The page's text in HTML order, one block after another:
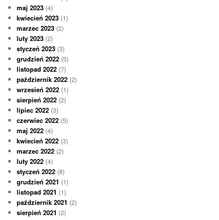
maj 2023 (4)
kwiecień 2023 (1)
marzec 2023 (2)
luty 2023 (2)
styczeń 2023 (3)
grudzień 2022 (5)
listopad 2022 (7)
październik 2022 (2)
wrzesień 2022 (1)
sierpień 2022 (2)
lipiec 2022 (3)
czerwiec 2022 (5)
maj 2022 (4)
kwiecień 2022 (3)
marzec 2022 (2)
luty 2022 (4)
styczeń 2022 (8)
grudzień 2021 (1)
listopad 2021 (1)
październik 2021 (2)
sierpień 2021 (2)